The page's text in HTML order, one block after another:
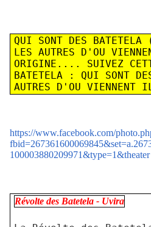
QUI SONT DES
LES AUTRES D'OU
ORIGINE.... SUIVEZ
BATETELA : QUI SONT
AUTRES D'OU VIENNENT
https://www.facebook.com/
100003880209971&type=1&theater
Révolte des Batetela - Uvira